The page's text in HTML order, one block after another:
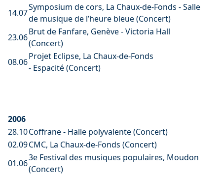
14.07
Symposium de cors, La Chaux-de-Fonds - Salle
de musique de l’heure bleue (Concert)
23.06
Brut de Fanfare, Genève - Victoria Hall
(Concert)
08.06
Projet Eclipse, La Chaux-de-Fonds
- Espacité (Concert)
2006
28.10Coffrane - Halle polyvalente (Concert)
02.09CMC, La Chaux-de-Fonds (Concert)
01.06
3e Festival des musiques populaires, Moudon
(Concert)